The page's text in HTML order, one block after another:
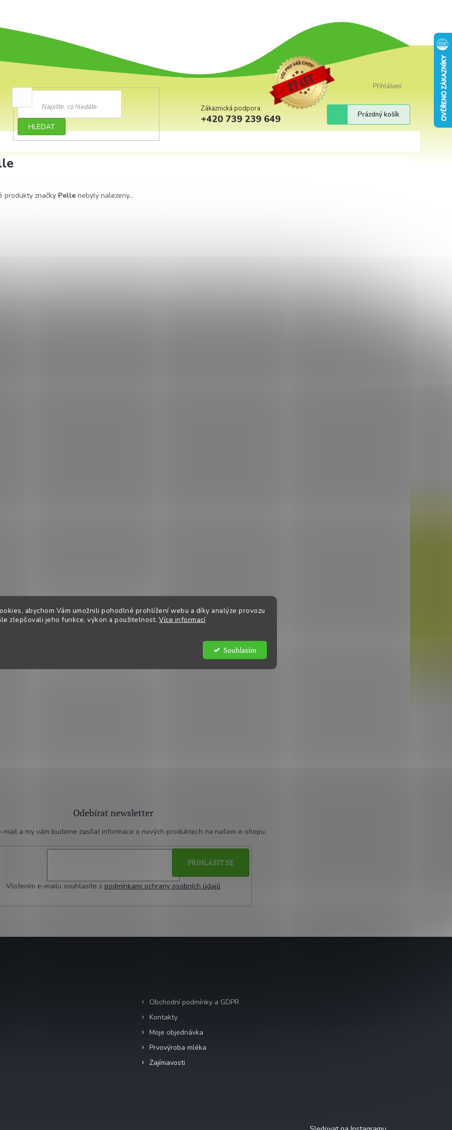
abychom Vám umožnili pohodlné prohlížení webu a díky analýze provozu
zlepšovali jeho funkce, výkon a použitelnost. Více informací
Souhlasím
Přihlášení
HLEDAT
Zákaznická podpora:
+420 739 239 649
Nákupní
košík
Prázdný košík
produkty značky Pelle nebyly nalezeny...
Odebírat newsletter
mail a my vám budeme zasílat informace o nových produktech na našem e-shopu.
Vložením e-mailu souhlasíte s podmínkami ochrany osobních údajů
PŘIHLÁSIT SE
Obchodní podmínky a GDPR
Kontakty
Moje objednávka
Prvovýroba mléka
Zajímavosti